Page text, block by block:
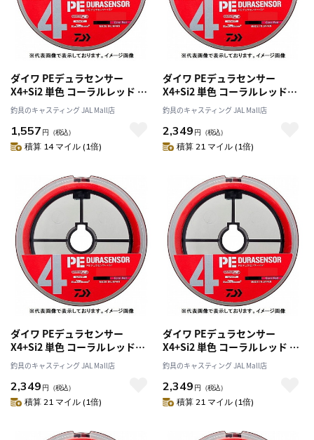
ダイワ PEデュラセンサー
X4+Si2 単色 コーラルレッド 3
号-200m
釣具のキャスティング JAL Mall店
1,557 円 （税込）
積算 14 マイル (1倍)
ダイワ PEデュラセンサー
X4+Si2 単色 コーラルレッド
1.2号-300m
釣具のキャスティング JAL Mall店
2,349 円 （税込）
積算 21 マイル (1倍)
ダイワ PEデュラセンサー
X4+Si2 単色 コーラルレッド
1.5号-300m
釣具のキャスティング JAL Mall店
2,349 円 （税込）
積算 21 マイル (1倍)
ダイワ PEデュラセンサー
X4+Si2 単色 コーラルレッド 2
号-300m
釣具のキャスティング JAL Mall店
2,349 円 （税込）
積算 21 マイル (1倍)